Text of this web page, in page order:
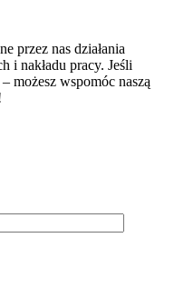
przez nas działania
i nakładu pracy. Jeśli
możesz wspomóc naszą